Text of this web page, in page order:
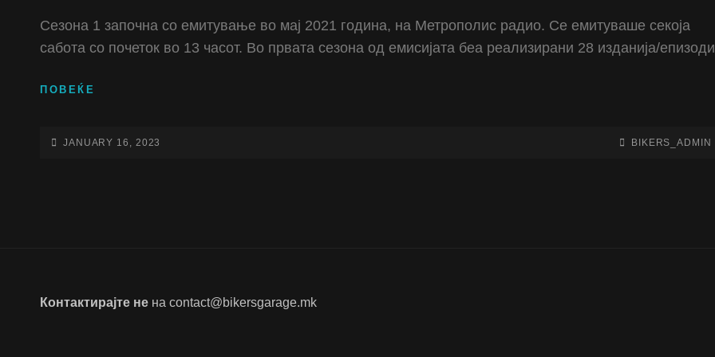
Сезона 1 започна со емитување во мај 2021 година, на Метрополис радио. Се емитуваше секоја
сабота со почеток во 13 часот. Во првата сезона од емисијата беа реализирани 28 изданија/
ПОВЕЌЕ
ГОДИНА)
POSTED-
JANUARY 16, 2023
BY
BYLINE
BIKERS_ADMIN
Контактирајте не на contact@bikersgarage.mk